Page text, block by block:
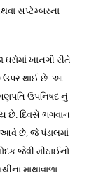
સપ્ટેમ્બરના
ખાનગી રીતે
ઉપર થાઈ છે. આ
ઉપનિષદ નું
છે. દિવસે ભગવાન
આવે છે, જે પંડાલમાં
જેવી મીઠાઈનો
માથાવાળા